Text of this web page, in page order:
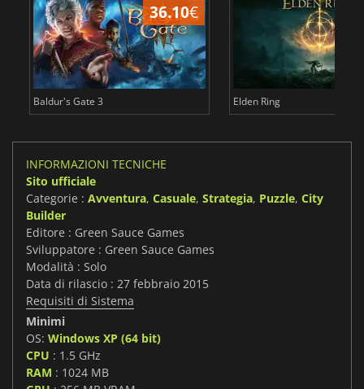
36.10€
Baldur's Gate 3 Elden Ring
INFORMAZIONI TECNICHE
Sito ufficiale
Categorie : Avventura, Casuale, Strategia, Puzzle, City
Builder
Editore : Green Sauce Games
Sviluppatore : Green Sauce Games
Modalità : Solo
Data di rilascio : 27 febbraio 2015
Requisiti di Sistema
Minimi
OS: Windows XP (64 bit)
CPU : 1.5 GHz
RAM : 1024 MB